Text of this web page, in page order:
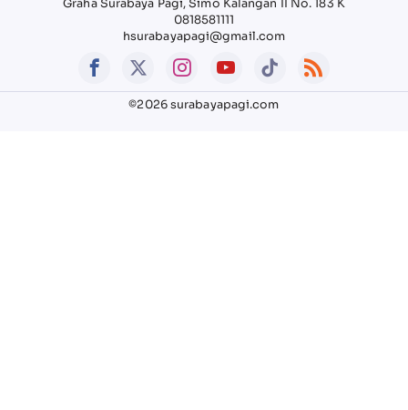
Graha Surabaya Pagi, Simo Kalangan II No. 183 K
0818581111
hsurabayapagi@gmail.com
©2026 surabayapagi.com